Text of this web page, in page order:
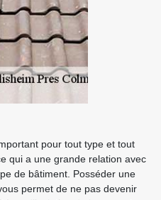
pour tout type et tout
qui a une grande relation avec
de bâtiment. Posséder une
permet de ne pas devenir